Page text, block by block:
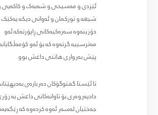
ئێزدی و مەسیحی و شەبەک و کاکەیی
شیعە و تورکمان و ئەوانی دیکە یەکێک
دۆزینەوە سەرەکیەکانی ڕاپۆرتەکە ئەو
مەترسییە گرتەوە کە بۆ ئەو
پێش بەرواری هاتنی داعش بوو.
تا ئێستا گفتوگۆکان دەربارەی
دادپەروەری بۆ تاوانەکانی داعش بە
جەختیان لەسەر ئەوە کردەوە کە